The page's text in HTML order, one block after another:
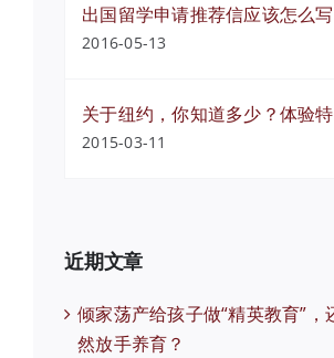
出国留学申请推荐信应该怎么写
2016-05-13
关于纽约，你知道多少？体验
2015-03-11
近期文章
倾家荡产给孩子做“精英教育”，
然放手养育？